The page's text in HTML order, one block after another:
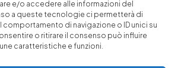
e/o accedere alle informazioni del
a queste tecnologie ci permetterà di
di navigazione o ID unici su
o ritirare il consenso può influire
caratteristiche e funzioni.
Chi siamo
Servizi di tutela legale
e approfondimenti